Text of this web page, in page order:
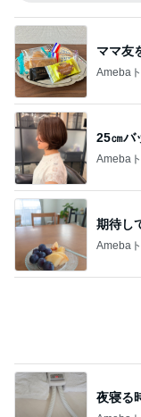
25㎝バ
Ameba
期待し
Ameba
夜寝る
Ameba